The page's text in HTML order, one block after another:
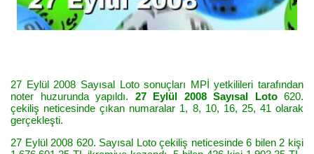
27 Eylül 2008 Sayısal Loto sonuçları MPİ yetkilileri tarafından
noter huzurunda yapıldı. 27 Eylül 2008 Sayısal Loto620.
çekiliş neticesinde çıkan numaralar 1, 8, 10, 16, 25, 41 olarak
gerçekleşti.
27 Eylül 2008 620. Sayısal Loto çekiliş neticesinde 6 bilen 2 kişi